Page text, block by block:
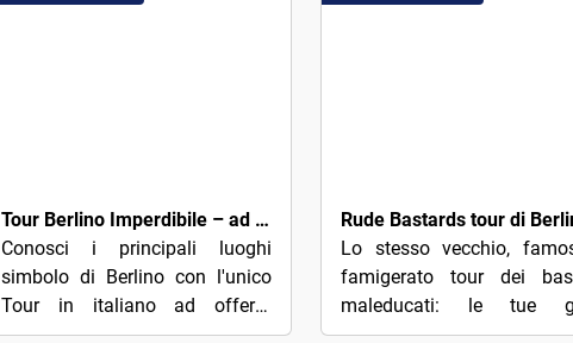
Tour Berlino Imperdibile – ad offerta alla fine del tour
Conosci i principali luoghi
simbolo di Berlino con l'unico
Tour in italiano ad offerta
volontaria. Scopri la capitale
Lo stesso vecchio,
famigerato tour dei
maleducati: le tue
umoristiche che